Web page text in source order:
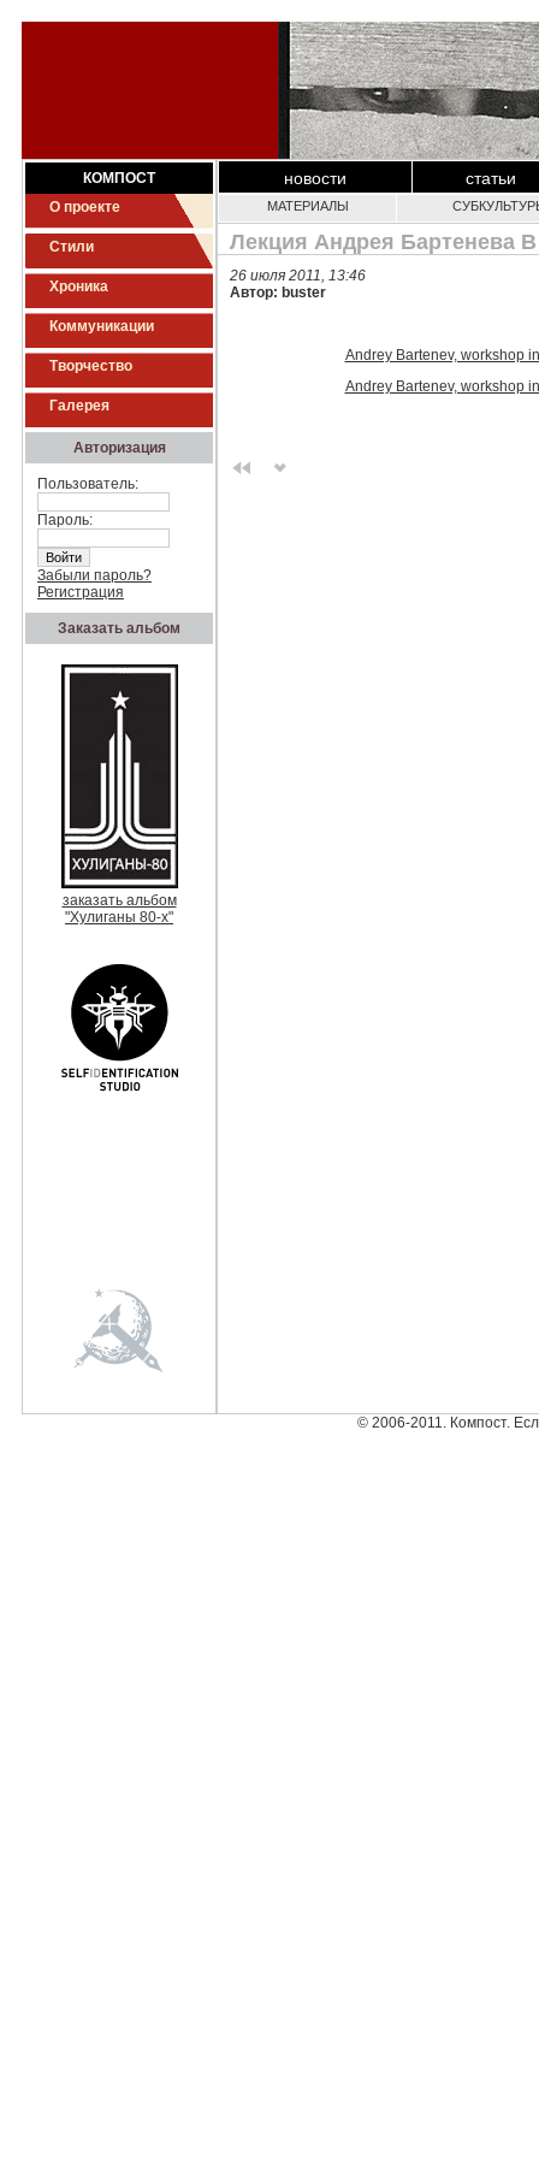
КОМПОСТ
О проекте
Стили
Хроника
Коммуникации
Творчество
Галерея
Авторизация
Пользователь:
Пароль:
Забыли пароль?
Регистрация
Заказать альбом
заказать альбом
"Хулиганы 80-х"
новости статьи
МАТЕРИАЛЫ
Лекция Андрея Бартенева
26 июля 2011, 13:46
Автор: buster
Andrey Bartenev, workshop
Andrey Bartenev, workshop
© 2006-2011. Компост.